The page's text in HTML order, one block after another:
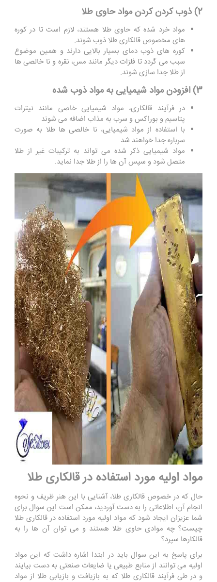
2) ذوب کردن کردن مواد حاوی طلا
مواد خرد شده که حاوی طلا هستند، لازم است تا در کوره
‌های مخصوص قالکاری طلا ذوب شوند.
کوره های ذوب دمای بسیار بالایی دارند و همین موضوع
سبب می گردد تا فلزات دیگر مانند مس، نقره و نا خالصی ‌ها
از طلا جدا سازی شوند.
3) افزودن مواد شیمیایی به مواد ذوب شده
در فرآیند قالکاری، مواد شیمیایی خاصی مانند نیترات
پتاسیم و بوراکس و سرب به مذاب اضافه می ‌شوند
با استفاده از مواد شیمیایی، نا خالصی ‌ها طلا به صورت
سرباره جدا خواهند شد
مواد شیمیایی ذکر شده می تواند به ترکیبات غیر از طلا
متصل شود و سپس آن ها را از طلا جدا نماید.
مواد اولیه مورد استفاده در قالکاری طلا
حال که در خصوص قالکاری طلا، آشنایی با این هنر ظریف و نحوه
انجام آن، اطلاعاتی را به دست آوردید، ممکن است این سوال برای
شما عزیزان ایجاد شود که مواد اولیه مورد استفاده در قالکاری طلا
چیست؟ چه موادی حاوی طلا هستند و می توان آن ها را به
قالکارها سپرد؟
برای پاسخ به این سوال باید در ابتدا اشاره داشت که این مواد
اولیه می ‌توانند از منابع طبیعی یا ضایعات صنعتی به دست بیایند
و در طی فرآیند قالکاری طلا که به بازیافت و بازیابی طلا از مواد